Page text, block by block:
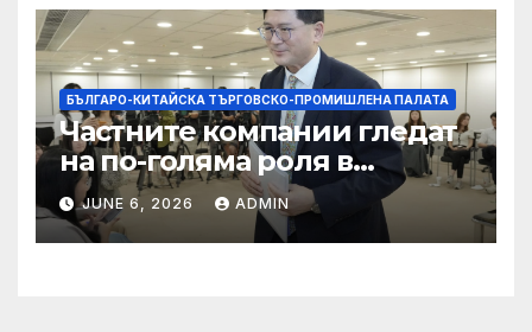
БЪЛГАРО-КИТАЙСКА ТЪРГОВСКО-ПРОМИШЛЕНА ПАЛАТА
Частните компании гледат
на по-голяма роля в
стратегическата
енергетика
JUNE 6, 2026 ADMIN